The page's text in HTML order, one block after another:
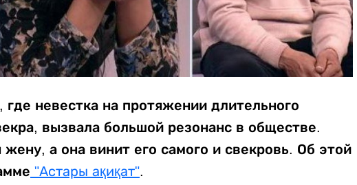
где невестка на протяжении длительного
вызвала большой резонанс в обществе.
а она винит его самого и свекровь. Об этой
"Астары ақиқат".